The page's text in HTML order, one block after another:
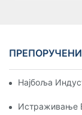
Најбоља
Истраживање